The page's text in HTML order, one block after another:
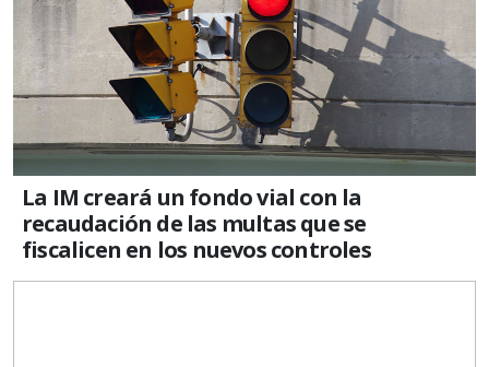
La IM creará un fondo vial con la
recaudación de las multas que se
fiscalicen en los nuevos controles